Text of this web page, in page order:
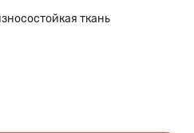
ткань